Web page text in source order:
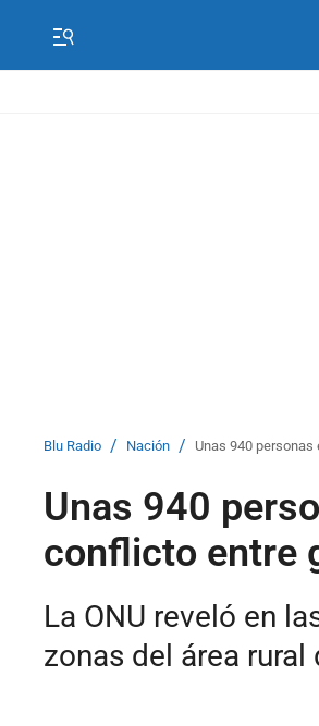
Blu Radio / Nación / Unas 940
Unas 940
conflicto entre
La ONU reveló en
zonas del área rural